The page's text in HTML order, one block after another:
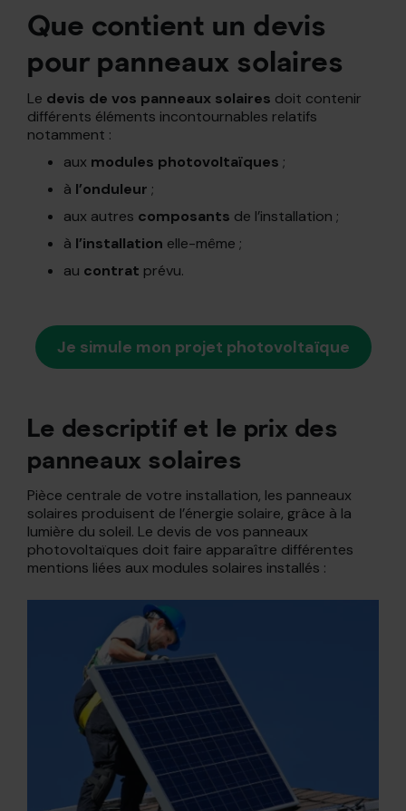
Que contient un devis
pour panneaux solaires
Le devis de vos panneaux solaires doit contenir
différents éléments incontournables relatifs
notamment :
aux modules photovoltaïques ;
à l’onduleur ;
aux autres composants de l’installation ;
à l’installation elle-même ;
au contrat prévu.
Je simule mon projet photovoltaïque
Le descriptif et le prix des
panneaux solaires
Pièce centrale de votre installation, les panneaux
solaires produisent de l’énergie solaire, grâce à la
lumière du soleil. Le devis de vos panneaux
photovoltaïques doit faire apparaître différentes
mentions liées aux modules solaires installés :